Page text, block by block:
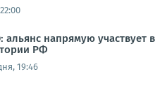
напрямую участвует в
РФ
19:46